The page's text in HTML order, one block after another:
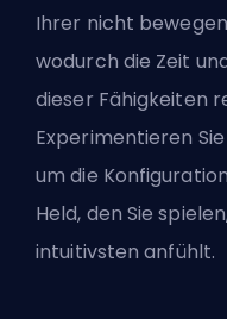
Ihrer nicht
wodurch die Zeit
dieser Fähigkeiten
Experimentieren
um die
Held, den Sie
intuitivsten anfühlt.